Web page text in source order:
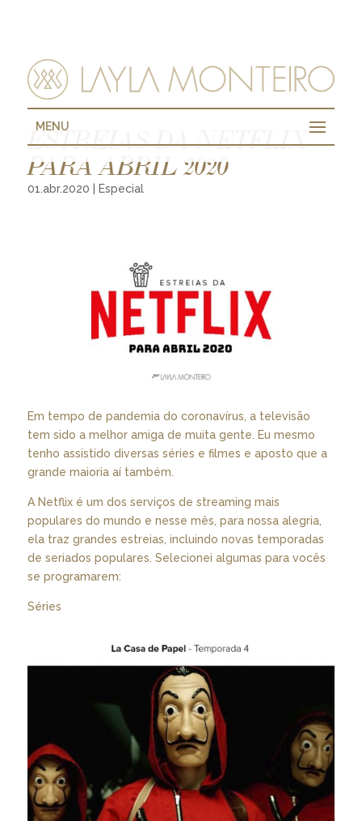
MENU
ESTREIAS DA NETFLIX
PARA ABRIL 2020
01.abr.2020 Especial
Em tempo de pandemia do coronavírus, a televisão
tem sido a melhor amiga de muita gente. Eu mesmo
tenho assistido diversas séries e filmes e aposto que a
grande maioria aí também.
A Netflix é um dos serviços de streaming mais
populares do mundo e nesse mês, para nossa alegria,
ela traz grandes estreias, incluindo novas temporadas
de seriados populares. Selecionei algumas para vocês
se programarem:
Séries